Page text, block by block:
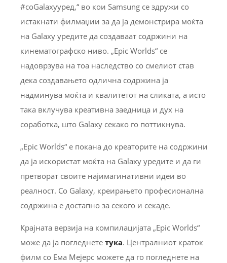
#соGalaxyуред,“ во кои Samsung се здружи со
истакнати филмаџии за да ја демонстрира моќта
на Galaxy уредите да создаваат содржини на
кинематографско ниво. „Epic Worlds“ се
надоврзува на тоа наследство со смелиот став
дека создавањето одлична содржина ја
надминува моќта и квалитетот на сликата, а исто
така вклучува креативна заедница и дух на
соработка, што Galaxy секако го поттикнува.
„Epic Worlds“ е покана до креаторите на содржини
да ја искористат моќта на Galaxy уредите и да ги
претворат своите најимагинативни идеи во
реалност. Со Galaxy, креирањето професионална
содржина е достапно за секого и секаде.
Крајната верзија на компилацијата „Epic Worlds“
може да ја погледнете тука. Централниот краток
филм со Ема Мејерс можете да го погледнете на